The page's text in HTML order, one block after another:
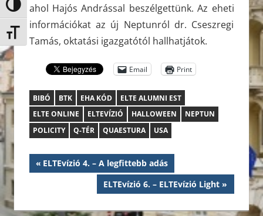
Nagy kontraszt váltása
Betűméret váltása
ahol Hajós Andrással beszélgettünk. Az eheti
információkat az új Neptunról dr. Cseszregi
Tamás, oktatási igazgatótól hallhatjátok.
Email Print
BIBÓ BTK EHA KÓD
ELTE ALUMNI EST
ELTE ONLINE
ELTEVÍZIÓ HALLOWEEN
NEPTUN
POLICITY
Q-TÉR QUAESTURA USA
Bejegyzés
navigáció
Previous
ELTEvízió 4. – A legfittebb adás
Next
Post:
ELTEvízió 6. – ELTEvízió Light